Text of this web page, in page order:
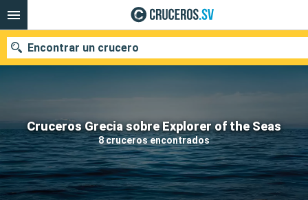
Cruceros Grecia sobre Explorer of the Seas
8 cruceros encontrados
Encontrar un crucero
Nuestros destinos
Fecha de salida
Puertos Compañías